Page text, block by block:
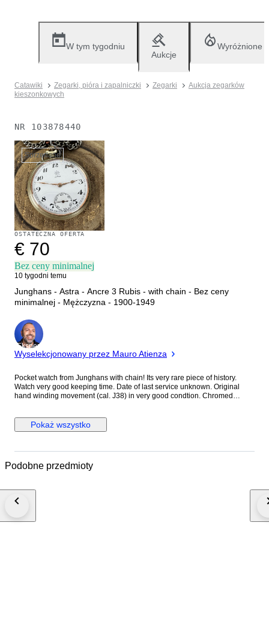
W tym tygodniu
Aukcje
Wyróżnione
Catawiki Zegarki, pióra i zapalniczki Zegarki
Aukcja zegarków
kieszonkowych
NR 103878440
Sprzedane
OSTATECZNA OFERTA
€ 70
Bez ceny minimalnej
10 tygodni temu
Junghans - Astra - Ancre 3 Rubis - with chain - Bez ceny
minimalnej - Mężczyzna - 1900-1949
Ekspert
Wyselekcjonowany przez Mauro Atienza
Pocket watch from Junghans with chain! Its very rare piece of history.
Watch very good keeping time. Date of last service unknown. Original
hand winding movement (cal. J38) in very good condtion. Chromed
sub second.. The dial has a defect at 1 o'clock. Size of watch is 49.5 mm
without the crown. High is 60 mm. Pocket watch with steel chain in very
courier company, I always add a tracking number after shipping and I ship
are often used and old, if you have any problem with watch after shiping
Pokaż wszystko
Podobne przedmioty